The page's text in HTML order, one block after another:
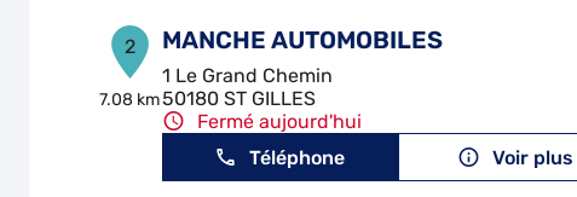
2
7.08 km
MANCHE AUTOMOBILES
1 Le Grand Chemin
50180 ST GILLES
Fermé aujourd'hui
Téléphone
Voir plus